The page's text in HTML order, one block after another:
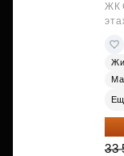
ЖК
33